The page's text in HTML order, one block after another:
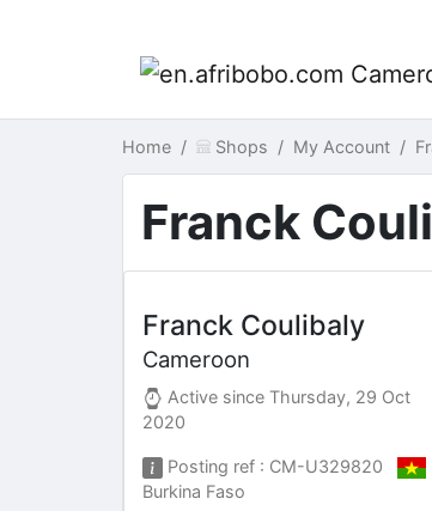
Home Shops My Account
Franck
Franck Coulibaly
Cameroon
Active sinceThursday, 29 Oct
2020
Posting ref : CM-U329820
Burkina Faso